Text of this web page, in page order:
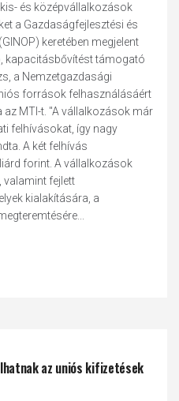
és középvállalkozások
a Gazdaságfejlesztési és
keretében megjelent
kapacitásbővítést támogató
a Nemzetgazdasági
források felhasználásáért
MTI-t. "A vállalkozások már
felhívásokat, így nagy
A két felhívás
forint. A vállalkozások
valamint fejlett
kialakítására, a
az uniós kifizetések